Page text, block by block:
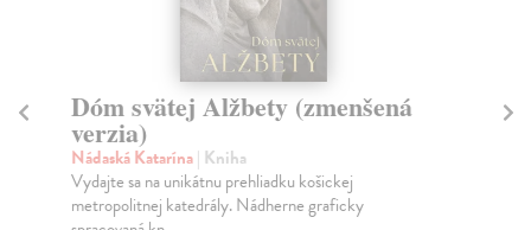
Dóm svätej Alžbety (zmenšená
verzia)
Nádaská Katarína| Kniha
Vydajte sa na unikátnu prehliadku košickej
metropolitnej katedrály. Nádherne graficky